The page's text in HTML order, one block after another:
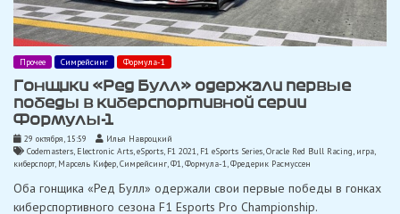
Прочее Симрейсинг Формула-1
Гонщики «Ред Булл» одержали первые
победы в киберспортивной серии
Формулы-1
29 октября, 15:59
Илья Навроцкий
Codemasters, Electronic Arts,eSports, F1 2021, F1 eSports Series,Oracle Red Bull Racing, игра
киберспорт, Марсель Кифер,Симрейсинг,Ф1,Формула-1,Фредерик Расмуссен
Оба гонщика «Ред Булл» одержали свои первые победы в гонках
киберспортивного сезона F1 Esports Pro Championship.